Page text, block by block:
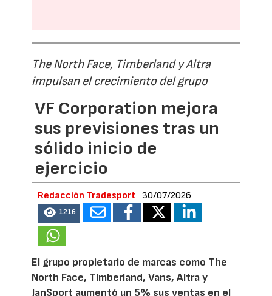
The North Face, Timberland y Altra
impulsan el crecimiento del grupo
VF Corporation mejora
sus previsiones tras un
sólido inicio de
ejercicio
Redacción Tradesport 30/07/2026
1216
El grupo propietario de marcas como The
North Face, Timberland, Vans, Altra y
JanSport aumentó un 5% sus ventas en el